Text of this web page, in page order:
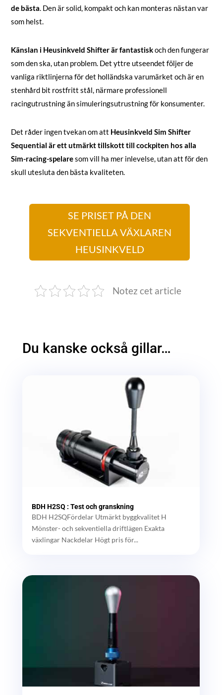
de bästa. Den är solid, kompakt och kan monteras nästan var
som helst.
Känslan i Heusinkveld Shifter är fantastiskoch den fungerar
som den ska, utan problem. Det yttre utseendet följer de
vanliga riktlinjerna för det holländska varumärket och är en
stenhård bit rostfritt stål, närmare professionell
racingutrustning än simuleringsutrustning för konsumenter.
Det råder ingen tvekan om att Heusinkveld Sim Shifter
Sequential är ett utmärkt tillskott till cockpiten hos alla
Sim-racing-spelaresom vill ha mer inlevelse, utan att för den
skull utesluta den bästa kvaliteten.
SE PRISET PÅ DEN
SEKVENTIELLA VÄXLAREN
HEUSINKVELD
Notez cet article
Du kanske också gillar…
BDH H2SQ : Test och granskning
BDH H2SQFördelar Utmärkt byggkvalitet H
Mönster- och sekventiella driftlägen Exakta
växlingar Nackdelar Högt pris för...